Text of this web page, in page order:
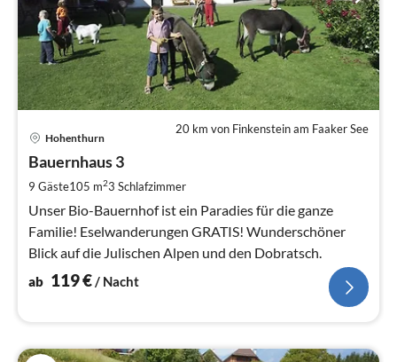
20 km von Finkenstein am Faaker See
Hohenthurn
Bauernhaus 3
9 Gäste105 m23 Schlafzimmer
Unser Bio-Bauernhof ist ein Paradies für die ganze
Familie! Eselwanderungen GRATIS! Wunderschöner
Blick auf die Julischen Alpen und den Dobratsch.
ab 119€/ Nacht